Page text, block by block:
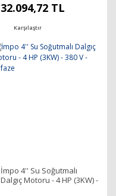
32.094,72 TL
Karşılaştır
İmpo 4'' Su Soğutmalı
Dalgıç Motoru - 4 HP (3KW) -